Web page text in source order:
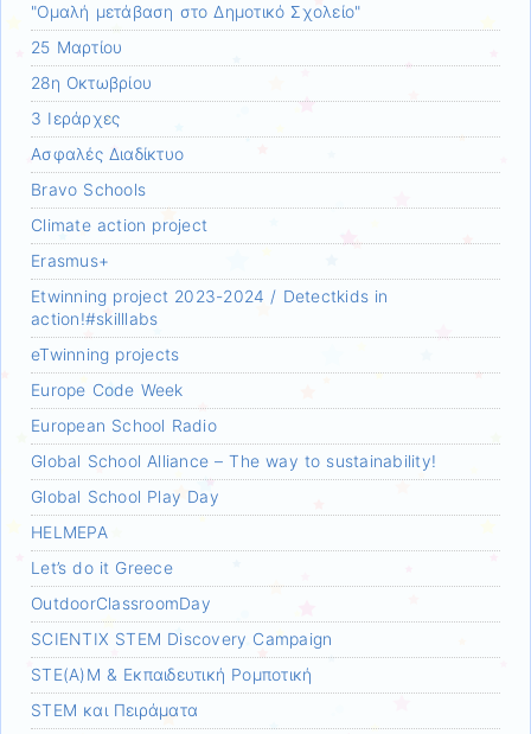
"Ομαλή μετάβαση στο Δημοτικό Σχολείο"
25 Μαρτίου
28η Οκτωβρίου
3 Ιεράρχες
Aσφαλές Διαδίκτυο
Bravo Schools
Climate action project
Erasmus+
Etwinning project 2023-2024 / Detectkids in
action!#skilllabs
eTwinning projects
Europe Code Week
European School Radio
Global School Alliance – The way to sustainability!
Global School Play Day
HELMEPA
Let’s do it Greece
OutdoorClassroomDay
SCIENTIX STEM Discovery Campaign
STE(A)M & Εκπαιδευτική Ρομποτική
STEM και Πειράματα